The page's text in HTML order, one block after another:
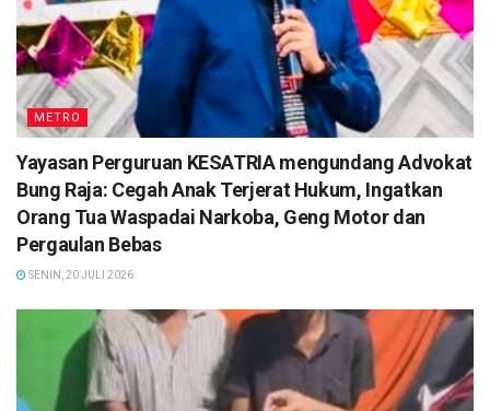
METRO
Yayasan Perguruan KESATRIA mengundang Advokat
Bung Raja: Cegah Anak Terjerat Hukum, Ingatkan
Orang Tua Waspadai Narkoba, Geng Motor dan
Pergaulan Bebas
SENIN, 20 JULI 2026